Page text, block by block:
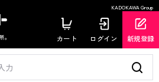
KADOKAWA Group
カート ログイン 新規登録